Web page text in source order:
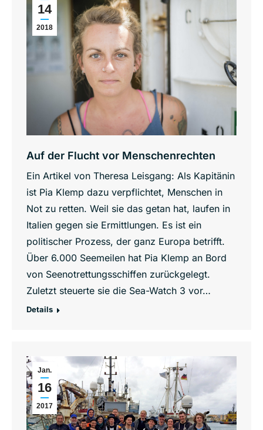
14
2018
Auf der Flucht vor Menschenrechten
Ein Artikel von Theresa Leisgang: Als Kapitänin
ist Pia Klemp dazu verpflichtet, Menschen in
Not zu retten. Weil sie das getan hat, laufen in
Italien gegen sie Ermittlungen. Es ist ein
politischer Prozess, der ganz Europa betrifft.
Über 6.000 Seemeilen hat Pia Klemp an Bord
von Seenotrettungsschiffen zurückgelegt.
Zuletzt steuerte sie die Sea-Watch 3 vor…
Details
Jan.
16
2017